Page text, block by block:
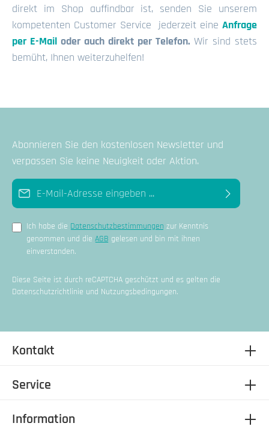
direkt im Shop auffindbar ist, senden Sie unserem
kompetenten Customer Service jederzeit eine Anfrage
per E-Mail oder auch direkt per Telefon. Wir sind stets
bemüht, Ihnen weiterzuhelfen!
Abonnieren Sie den kostenlosen Newsletter und
verpassen Sie keine Neuigkeit oder Aktion.
E-Mail-Adresse*
Ich habe die Datenschutzbestimmungen zur Kenntnis
genommen und die AGB gelesen und bin mit ihnen
einverstanden.
Diese Seite ist durch reCAPTCHA geschützt und es gelten die
Datenschutzrichtlinie und Nutzungsbedingungen.
Kontakt
Service
Information